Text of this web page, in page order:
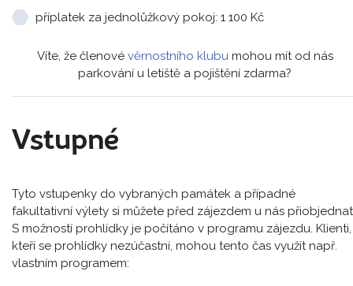
příplatek za jednolůžkový pokoj: 1 100 Kč
Víte, že členové věrnostního klubu mohou mít od nás
parkování u letiště a pojištění zdarma?
Vstupné
Tyto vstupenky do vybraných památek a případné
fakultativní výlety si můžete před zájezdem u nás
S možností prohlídky je počítáno v programu zájezdu. Klienti,
kteří se prohlídky nezúčastní, mohou tento čas využít např.
vlastním programem: